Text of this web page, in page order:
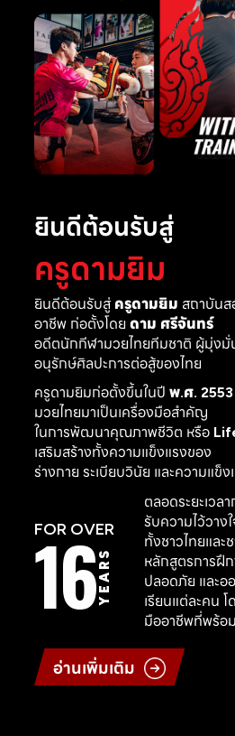
ยินดีต้อนรับสู่
ครูดามยิม
ยินดีต้อนรับสู่ ครูดามยิม สถาบันส
อาชีพ ก่อตั้งโดย ดาม ศรีจันทร์
อดีตนักกีฬามวยไทยทีมชาติ ผู้มุ่งมั่
อนุรักษ์ศิลปะการต่อสู้ของไทย
ครูดามยิมก่อตั้งขึ้นในปี พ.ศ. 2553
มวยไทยมาเป็นเครื่องมือสำคัญ
ในการพัฒนาคุณภาพชีวิต หรือ
เสริมสร้างทั้งความแข็งแรงของ
ร่างกาย ระเบียบวินัย และความแข็
FOR OVER
16YEARS
ตลอดระยะเวลา
รับความไว้วาง
ทั้งชาวไทยและ
หลักสูตรการฝึ
ปลอดภัย และอ
เรียนแต่ละคน
มืออาชีพที่พร้อ
อ่านเพิ่มเติม